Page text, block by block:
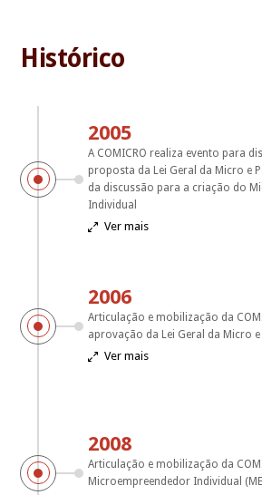
Histórico
2005
A COMICRO realiza evento para
proposta da Lei Geral da Micro e
da discussão para a criação do
Individual
 Ver mais
2006
Articulação e mobilização da
aprovação da Lei Geral da Micro e
 Ver mais
2008
Articulação e mobilização da
Microempreendedor Individual